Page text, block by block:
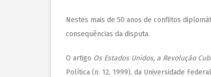
Nestes mais de 50 anos de conflitos
consequências da disputa.
O artigo Os Estados Unidos, a Revolução
Política (n. 12, 1999), da Universidade